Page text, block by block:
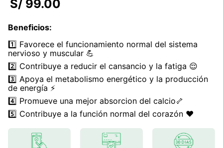
8.
melena leon
9
stevia
10. proteina
S/ 99.00
Beneficios:
1️⃣ Favorece el funcionamiento normal del sistema
nervioso y muscular 💪
2️⃣ Contribuye a reducir el cansancio y la fatiga 😌
3️⃣ Apoya el metabolismo energético y la producción
de energía ⚡
4️⃣ Promueve una mejor absorcion del calcio🦴
5️⃣ Contribuye a la función normal del corazón ❤️